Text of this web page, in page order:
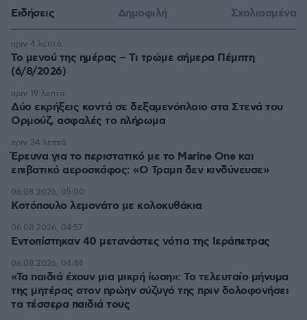
Ειδήσεις Δημοφιλή Σχολιασμένα
Το μενού της ημέρας – Τι τρώμε σήμερα Πέμπτη
(6/8/2026)
πριν 4 λεπτά
Δύο εκρήξεις κοντά σε δεξαμενόπλοιο στα Στενά του
Ορμούζ, ασφαλές το πλήρωμα
πριν 19 λεπτά
Έρευνα για το περιστατικό με το Marine One και
επιβατικό αεροσκάφος: «Ο Τραμπ δεν κινδύνευσε»
πριν 34 λεπτά
Κοτόπουλο λεμονάτο με κολοκυθάκια
06.08.2026, 05:00
Εντοπίστηκαν 40 μετανάστες νότια της Ιεράπετρας
06.08.2026, 04:57
«Τα παιδιά έχουν μια μικρή ίωση»: Το τελευταίο μήνυμα
της μητέρας στον πρώην σύζυγό της πριν δολοφονήσει
τα τέσσερα παιδιά τους
06.08.2026, 04:44